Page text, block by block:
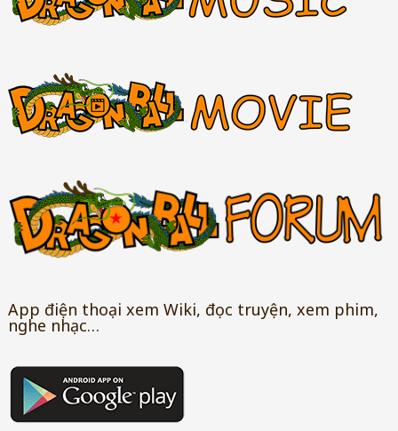
App điện thoại xem Wiki, đọc truyện, xem phim,
nghe nhạc…